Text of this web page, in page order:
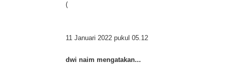
(
11 Januari 2022 pukul 05.12
dwi naim mengatakan...